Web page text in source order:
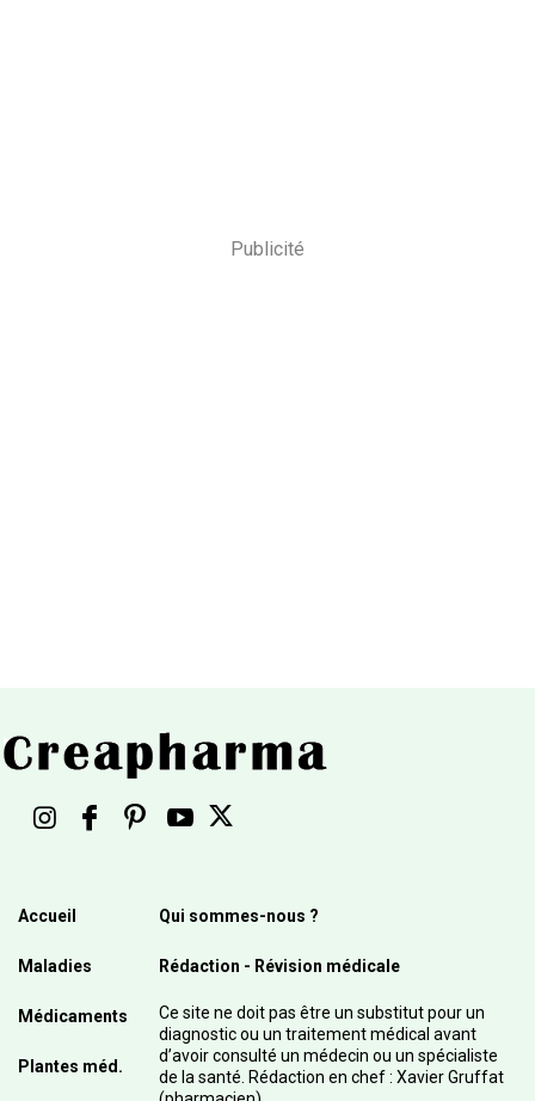
Publicité
Accueil
Maladies
Médicaments
Plantes méd.
Qui sommes-nous ?
Rédaction - Révision médicale
Ce site ne doit pas être un substitut pour un
diagnostic ou un traitement médical avant
d’avoir consulté un médecin ou un spécialiste
de la santé. Rédaction en chef : Xavier Gruffat